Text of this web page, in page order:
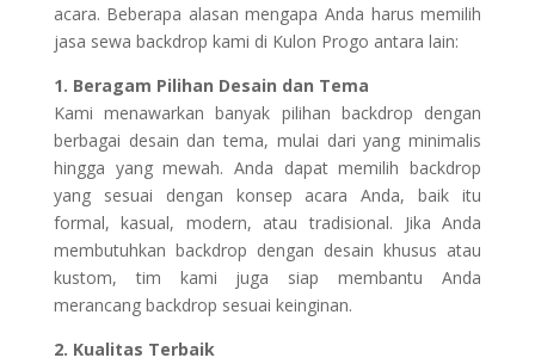
acara. Beberapa alasan mengapa Anda harus memilih
jasa sewa backdrop kami di Kulon Progo antara lain:
1. Beragam Pilihan Desain dan Tema
Kami menawarkan banyak pilihan backdrop dengan
berbagai desain dan tema, mulai dari yang minimalis
hingga yang mewah. Anda dapat memilih backdrop
yang sesuai dengan konsep acara Anda, baik itu
formal, kasual, modern, atau tradisional. Jika Anda
membutuhkan backdrop dengan desain khusus atau
kustom, tim kami juga siap membantu Anda
merancang backdrop sesuai keinginan.
2. Kualitas Terbaik